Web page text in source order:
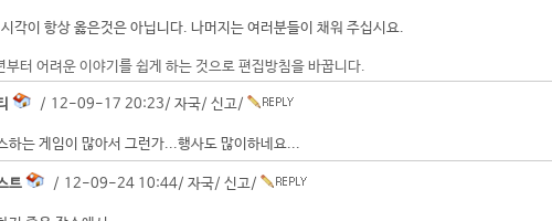
각이 항상 옳은것은 아닙니다. 나머지는 여러분들이 채워 주십시요.
터 어려운 이야기를 쉽게 하는 것으로 편집방침을 바꿉니다.
/ 12-09-17 20:23/ 자국/ 신고/
하는 게임이 많아서 그런가...행사도 많이하네요...
트 / 12-09-24 10:44/ 자국/ 신고/